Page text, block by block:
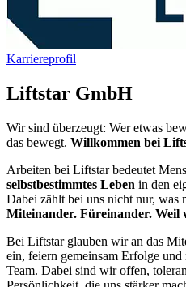
Karriereprofil
Liftstar GmbH
Wir sind überzeugt: Wer etwas
das bewegt. Willkommen bei
Arbeiten bei Liftstar bedeutet
selbstbestimmtes Leben in den
Dabei zählt bei uns nicht nur, was
Miteinander. Füreinander. Weil
Bei Liftstar glauben wir an das
ein, feiern gemeinsam Erfolge
Team. Dabei sind wir offen,